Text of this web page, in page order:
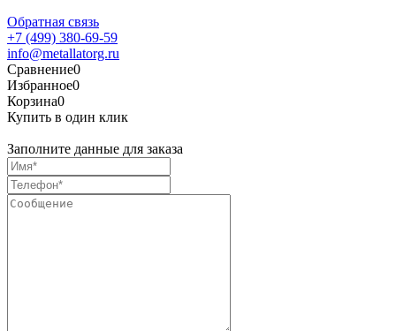
Обратная связь
+7 (499) 380-69-59
info@metallatorg.ru
Сравнение0
Избранное0
Корзина0
Купить в один клик
Заполните данные для заказа